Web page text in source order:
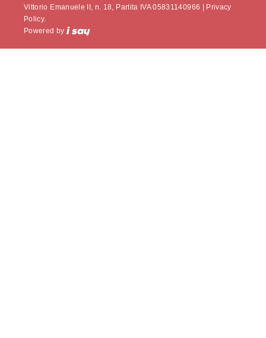
Vittorio Emanuele II, n. 18, Partita IVA 05831140966 | Privacy
Policy.
Powered by